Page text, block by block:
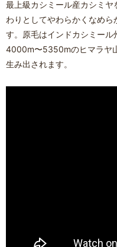
最上級カシミール産カシミ
わりとしてやわらかくなめ
す。原毛はインドカシミー
4000m〜5350mのヒマラヤ
生み出されます。